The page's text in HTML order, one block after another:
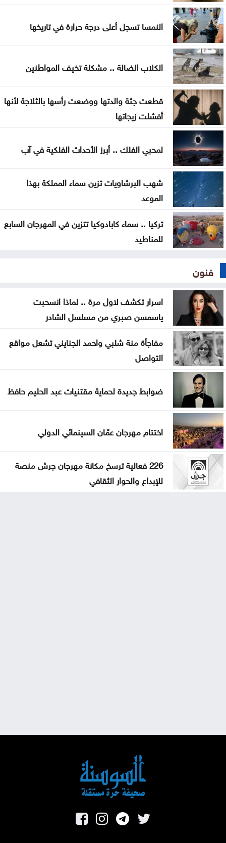
دراسة حديثة: التحدث بأكثر من لغة يبطئ الشيخوخة
البيولوجية للدماغ
لا تغيير على موعد العودة للمدارس
النمسا تسجل أعلى درجة حرارة في تاريخها
الكلاب الضالة .. مشكلة تخيف المواطنين
قطعت جثة والدتها ووضعت رأسها بالثلاجة لأنها
أفشلت زيجاتها
لمحبي الفلك .. أبرز الأحداث الفلكية في آب
شهب البرشاويات تزين سماء المملكة بهذا
الموعد
تركيا .. سماء كابادوكيا تتزين في المهرجان السابع
للمناطيد
فنون
اسرار تكشف لاول مرة .. لماذا انسحبت
ياسمسن صبري من مسلسل الشادر
مفاجأة منة شلبي واحمد الجنايني تشعل مواقع
التواصل
ضوابط جديدة لحماية مقتنيات عبد الحليم حافظ
اختتام مهرجان عمّان السينمائي الدولي
226 فعالية ترسخ مكانة مهرجان جرش منصة
للإبداع والحوار الثقافي